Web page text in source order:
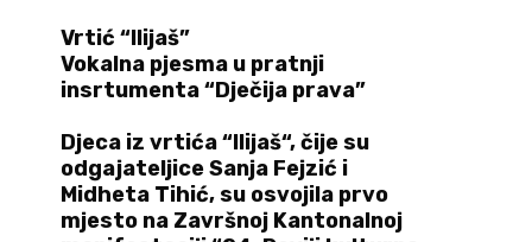
Vrtić “Ilijaš”
Vokalna pjesma u pratnji
insrtumenta “Dječija prava”
Djeca iz vrtića “Ilijaš“, čije su
odgajateljiceSanja Fejzić i
Midheta Tihić, su osvojila prvo
mjestona Završnoj Kantonalnoj